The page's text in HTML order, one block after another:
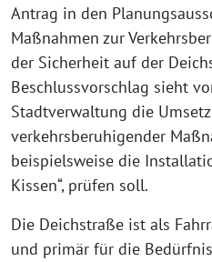
Antrag in den
Maßnahmen zur
der Sicherheit auf der
Beschlussvorschlag sieht
Stadtverwaltung die
verkehrsberuhigender
beispielsweise die
Kissen“, prüfen soll.
Die Deichstraße ist als
und primär für die